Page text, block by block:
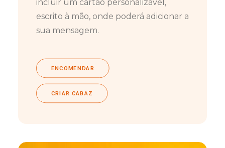
incluir um cartão personalizável,
escrito à mão, onde poderá adicionar a
sua mensagem.
ENCOMENDAR
CRIAR CABAZ